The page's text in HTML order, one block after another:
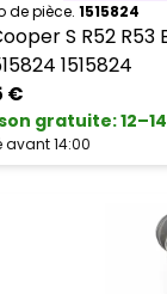
de pièce. 1515824
S R52 R53
1515824
€
gratuite:
avant 14:00